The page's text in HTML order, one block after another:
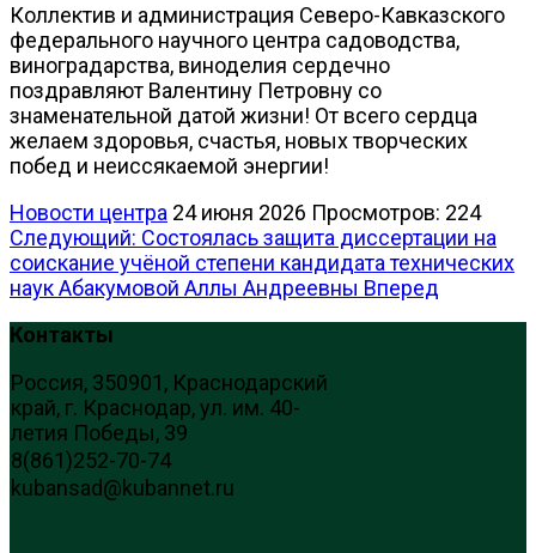
Коллектив и администрация Северо-Кавказского
федерального научного центра садоводства,
виноградарства, виноделия сердечно
поздравляют Валентину Петровну со
знаменательной датой жизни! От всего сердца
желаем здоровья, счастья, новых творческих
побед и неиссякаемой энергии!
Новости центра 24 июня 2026 Просмотров: 224
Следующий: Состоялась защита диссертации на
соискание учёной степени кандидата технических
наук Абакумовой Аллы Андреевны Вперед
Контакты
Россия, 350901, Краснодарский
край, г. Краснодар, ул. им. 40-
летия Победы, 39
8(861)252-70-74
kubansad@kubannet.ru